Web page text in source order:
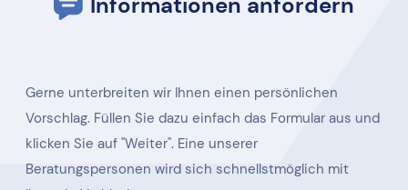
Gerne unterbreiten wir Ihnen einen persönlichen
Vorschlag. Füllen Sie dazu einfach das Formular aus und
klicken Sie auf "Weiter". Eine unserer
Beratungspersonen wird sich schnellstmöglich mit